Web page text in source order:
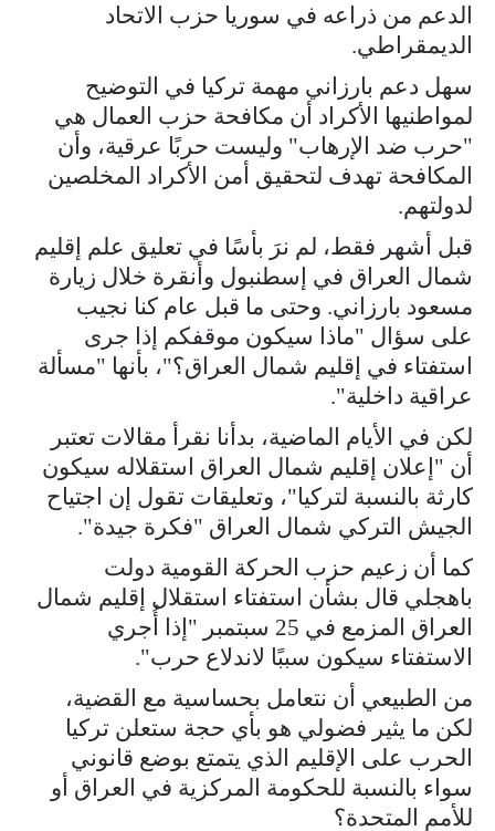
الدعم من ذراعه في سوريا حزب الاتحاد
الديمقراطي.
سهل دعم بارزاني مهمة تركيا في التوضيح
لمواطنيها الأكراد أن مكافحة حزب العمال هي
"حرب ضد الإرهاب" وليست حربًا عرقية، وأن
المكافحة تهدف لتحقيق أمن الأكراد المخلصين
لدولتهم.
قبل أشهر فقط، لم نرَ بأسًا في تعليق علم إقليم
شمال العراق في إسطنبول وأنقرة خلال زيارة
مسعود بارزاني. وحتى ما قبل عام كنا نجيب
على سؤال "ماذا سيكون موقفكم إذا جرى
استفتاء في إقليم شمال العراق؟"، بأنها "مسألة
عراقية داخلية".
لكن في الأيام الماضية، بدأنا نقرأ مقالات تعتبر
أن "إعلان إقليم شمال العراق استقلاله سيكون
كارثة بالنسبة لتركيا"، وتعليقات تقول إن اجتياح
الجيش التركي شمال العراق "فكرة جيدة".
كما أن زعيم حزب الحركة القومية دولت
باهجلي قال بشأن استفتاء استقلال إقليم شمال
العراق المزمع في 25 سبتمبر "إذا أُجري
الاستفتاء سيكون سببًا لاندلاع حرب".
من الطبيعي أن نتعامل بحساسية مع القضية،
لكن ما يثير فضولي هو بأي حجة ستعلن تركيا
الحرب على الإقليم الذي يتمتع بوضع قانوني
سواء بالنسبة للحكومة المركزية في العراق أو
للأمم المتحدة؟